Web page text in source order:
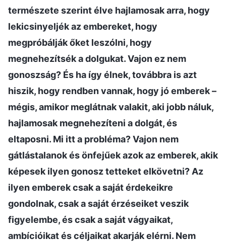
természete szerint élve hajlamosak arra, hogy
lekicsinyeljék az embereket, hogy
megpróbálják őket leszólni, hogy
megnehezítsék a dolgukat. Vajon ez nem
gonoszság? És ha így élnek, továbbra is azt
hiszik, hogy rendben vannak, hogy jó emberek –
mégis, amikor meglátnak valakit, aki jobb náluk,
hajlamosak megnehezíteni a dolgát, és
eltaposni. Mi itt a probléma? Vajon nem
gátlástalanok és önfejűek azok az emberek, akik
képesek ilyen gonosz tetteket elkövetni? Az
ilyen emberek csak a saját érdekeikre
gondolnak, csak a saját érzéseiket veszik
figyelembe, és csak a saját vágyaikat,
ambícióikat és céljaikat akarják elérni. Nem